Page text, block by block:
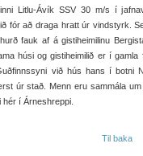
Litlu-Ávík SSV 30 m/s í
fór að draga hratt úr vindstyrk.
fauk af á gistiheimilinu
húsi og gistiheimilið er í
við hús hans í botni
úr stað. Menn eru sammála
í Árneshreppi.
Til baka